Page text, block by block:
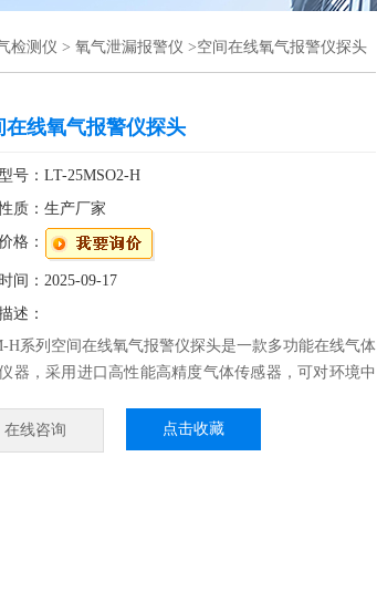
检测仪 > 氧气泄漏报警仪 >空间在线氧气报警仪探头
在线氧气报警仪探头
号：LT-25MSO2-H
质：生产厂家
格：
间：2025-09-17
述：
H系列空间在线氧气报警仪探头是一款多功能在线气体
器，采用进口高性能高精度气体传感器，可对环境中
可无线遥控设置参数，整体隔爆结构设计，传输距离
号稳定、灵敏度高、响应时间迅速。
在线咨询 点击收藏